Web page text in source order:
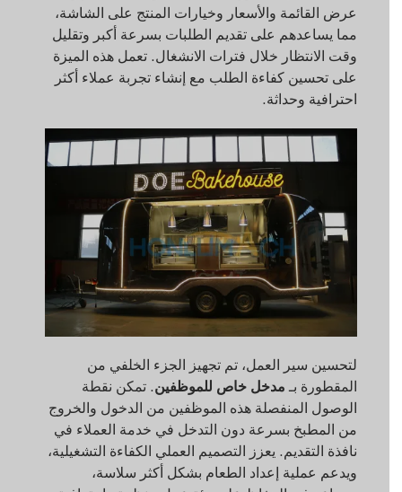
عرض القائمة والأسعار وخيارات المنتج على الشاشة،
مما يساعدهم على تقديم الطلبات بسرعة أكبر وتقليل
وقت الانتظار خلال فترات الانشغال. تعمل هذه الميزة
على تحسين كفاءة الطلب مع إنشاء تجربة عملاء أكثر
احترافية وحداثة.
لتحسين سير العمل، تم تجهيز الجزء الخلفي من
المقطورة بـ مدخل خاص للموظفين. تمكن نقطة
الوصول المنفصلة هذه الموظفين من الدخول والخروج
من المطبخ بسرعة دون التدخل في خدمة العملاء في
نافذة التقديم. يعزز التصميم العملي الكفاءة التشغيلية،
ويدعم عملية إعداد الطعام بشكل أكثر سلاسة،